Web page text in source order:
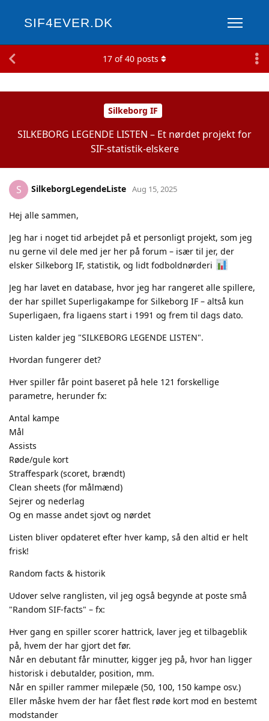
SIF4EVER.DK
Silkeborg IF
SILKEBORG LEGENDE LISTEN – Et nørdet projekt for
SIF-statistik-elskere
17 of40 posts
S SilkeborgLegendeListe Aug 15, 2025
Hej alle sammen,
Jeg har i noget tid arbejdet på et personligt projekt, som jeg
nu gerne vil dele med jer her på forum – især til jer, der
elsker Silkeborg IF, statistik, og lidt fodboldnørderi
Jeg har lavet en database, hvor jeg har rangeret alle spillere,
der har spillet Superligakampe for Silkeborg IF – altså kun
Superligaen, fra ligaens start i 1991 og frem til dags dato.
Listen kalder jeg "SILKEBORG LEGENDE LISTEN".
Hvordan fungerer det?
Hver spiller får point baseret på hele 121 forskellige
parametre, herunder fx:
Antal kampe
Mål
Assists
Røde/gule kort
Straffespark (scoret, brændt)
Clean sheets (for målmænd)
Sejrer og nederlag
Og en masse andet sjovt og nørdet
Listen bliver opdateret efter hver kamp, så den altid er helt
frisk!
Random facts & historik
Udover selve ranglisten, vil jeg også begynde at poste små
"Random SIF-facts" – fx:
Hver gang en spiller scorer hattrick, laver jeg et tilbageblik
på, hvem der har gjort det før.
Når en debutant får minutter, kigger jeg på, hvor han ligger
historisk i debutalder, position, mm.
Når en spiller rammer milepæle (50, 100, 150 kampe osv.)
Eller måske hvem der har fået flest røde kort mod en bestemt
modstander